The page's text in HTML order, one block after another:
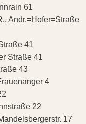
61
Andr.=Hofer=Straße
41
Straße 41
43
4
22
17